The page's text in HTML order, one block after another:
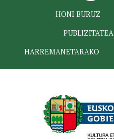
HONI BURUZ
PUBLIZITATEA
HARREMANETARAKO